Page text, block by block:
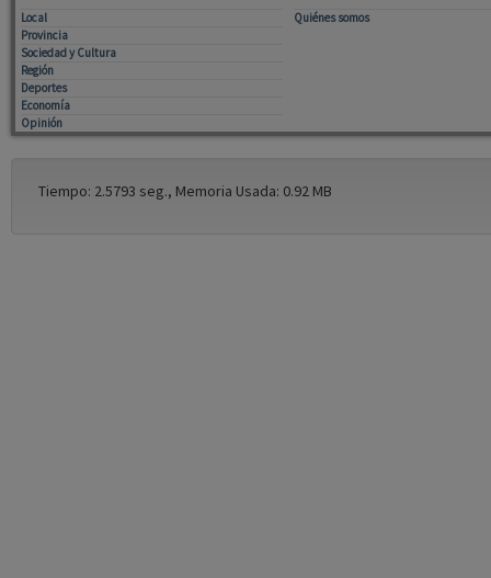
Local
Provincia
Sociedad y Cultura
Región
Deportes
Economía
Opinión
Quiénes somos
Tiempo: 2.5793 seg., Memoria Usada: 0.92 MB